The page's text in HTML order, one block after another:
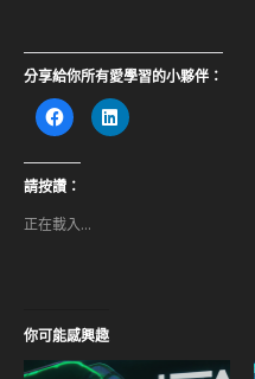
分享給你所有愛學習的小夥伴：
按
一
分
享
至
新
分
享
請按讚：
正在載入...
你可能感興趣